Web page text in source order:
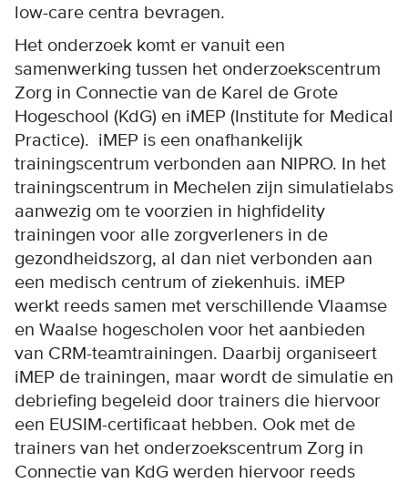
low-care centra bevragen.
Het onderzoek komt er vanuit een
samenwerking tussen het onderzoekscentrum
Zorg in Connectie van de Karel de Grote
Hogeschool (KdG) en iMEP (Institute for Medical
Practice). iMEP is een onafhankelijk
trainingscentrum verbonden aan NIPRO. In het
trainingscentrum in Mechelen zijn simulatielabs
aanwezig om te voorzien in highfidelity
trainingen voor alle zorgverleners in de
gezondheidszorg, al dan niet verbonden aan
een medisch centrum of ziekenhuis. iMEP
werkt reeds samen met verschillende Vlaamse
en Waalse hogescholen voor het aanbieden
van CRM-teamtrainingen. Daarbij organiseert
iMEP de trainingen, maar wordt de simulatie en
debriefing begeleid door trainers die hiervoor
een EUSIM-certificaat hebben. Ook met de
trainers van het onderzoekscentrum Zorg in
Connectie van KdG werden hiervoor reeds